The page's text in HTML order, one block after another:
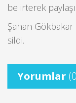
belirterek
Şahan Gökbakar
sildi.
Yorumlar